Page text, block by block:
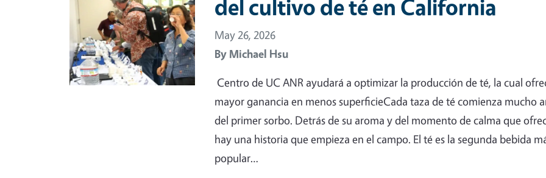
del cultivo de té en California
May 26, 2026
By Michael Hsu
Centro de UC ANR ayudará a optimizar la producción de té, la cual
mayor ganancia en menos superficieCada taza de té comienza mucho
del primer sorbo. Detrás de su aroma y del momento de calma que
hay una historia que empieza en el campo. El té es la segunda bebida
popular…